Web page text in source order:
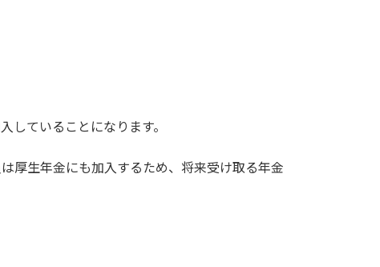
していることになります。
厚生年金にも加入するため、将来受け取る年金